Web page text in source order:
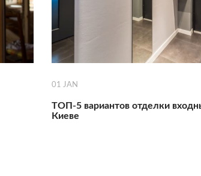
01 JAN
ТОП-5 вариантов отделки
Киеве